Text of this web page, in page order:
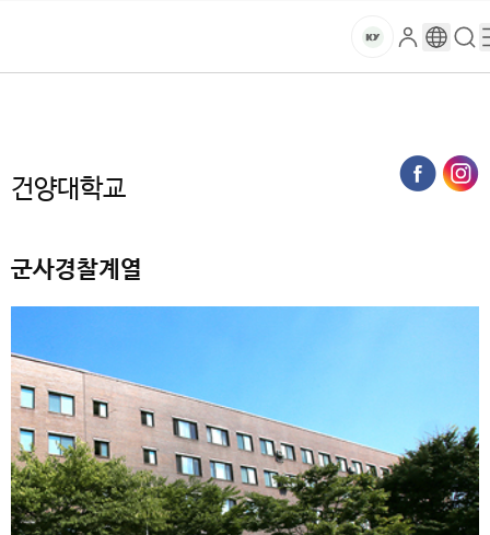
건
대
교
마
로
그
구
글
검
색
메
로
건양대학교
군사경찰계열